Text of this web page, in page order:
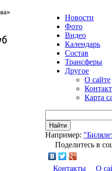
Новости
Фото
Видео
Календарь
Состав
Трансферы
Другое
О сайте
Карта
Найти
Например:
Поделитесь в
Контакты О